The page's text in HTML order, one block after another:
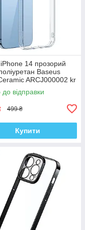
14 прозорий
Baseus
ARCJ000002 kr
до відправки
499 ₴
Купити